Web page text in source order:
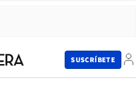
SUSCRÍBETE